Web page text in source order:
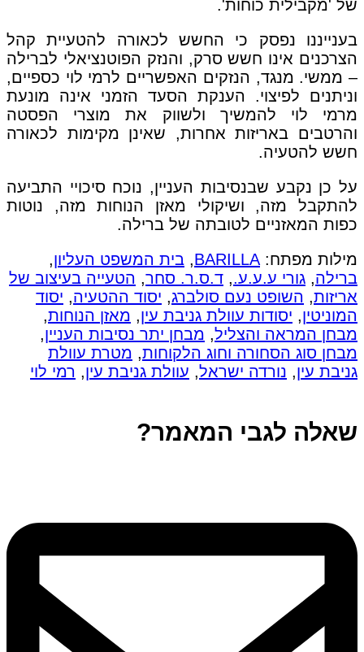
של 'מקבילית כוחות'.
בענייננו נפסק כי החשש לכאורה להטעיית קהל
הצרכנים אינו חשש סרק, והנזק הפוטנציאלי לברילה
– ממשי. מנגד, הנזקים האפשריים לרמי לוי כספיים,
וניתנים לפיצוי. הענקת הסעד הזמני אינה מונעת
מרמי לוי להמשיך ולשווק את מוצרי הפסטה
והרטבים באריזות אחרות, שאינן מקימות לכאורה
חשש להטעיה.
על כן נקבע שבנסיבות העניין, נוכח סיכויי התביעה
להתקבל מזה, ושיקולי מאזן הנוחות מזה, נוטות
כפות המאזניים לטובתה של ברילה.
מילות מפתח: BARILLA
, בית המשפט העליון,
ברילה, גורי ע.ע.ע., ד.ס.ר. סחר, הטעייה בעיצוב של
אריזות, השופט נעם סולברג, יסוד ההטעיה, יסוד
המוניטין, יסודות עוולת גניבת עין, מאזן הנוחות,
מבחן המראה והצליל, מבחן יתר נסיבות העניין,
מבחן סוג הסחורה וחוג הלקוחות, מטרת עוולת
גניבת עין, נורדה ישראל, עוולת גניבת עין, רמי לוי
שאלה לגבי המאמר?